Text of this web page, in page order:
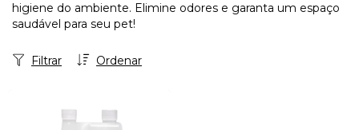
higiene do ambiente. Elimine odores e garanta um espaço
saudável para seu pet!
Ordenar
Filtrar